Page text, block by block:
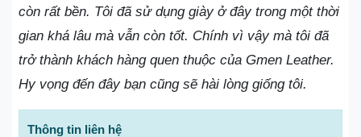
còn rất bền. Tôi đã sử dụng giày ở đây trong một thời
gian khá lâu mà vẫn còn tốt. Chính vì vậy mà tôi đã
trở thành khách hàng quen thuộc của Gmen Leather.
Hy vọng đến đây bạn cũng sẽ hài lòng giống tôi.
Thông tin liên hệ